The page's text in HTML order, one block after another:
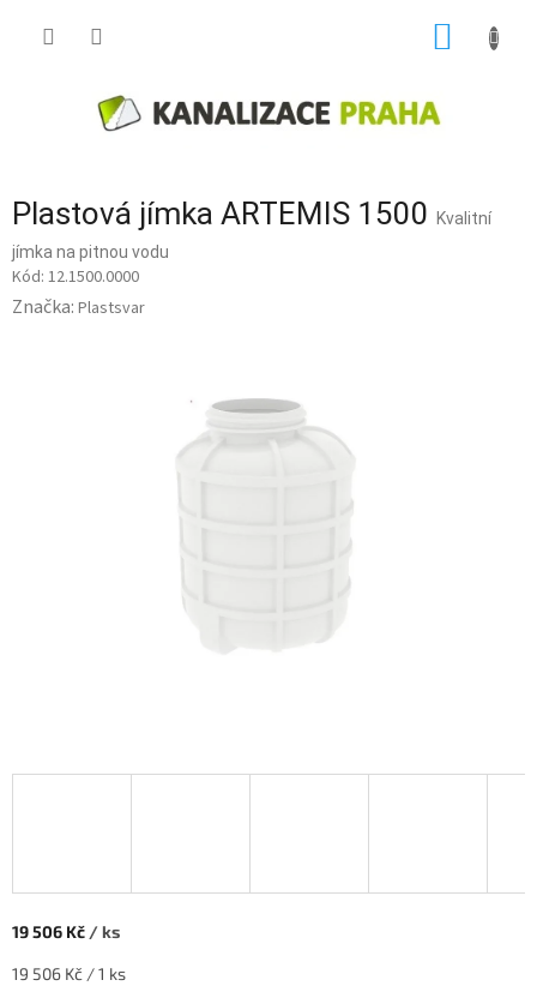
Plastová jímka ARTEMIS 1500
Kvalitní
jímka na pitnou vodu
12.1500.0000
Značka: Plastsvar
19 506 Kč / ks
Měrná cena:
19 506 Kč / 1 ks